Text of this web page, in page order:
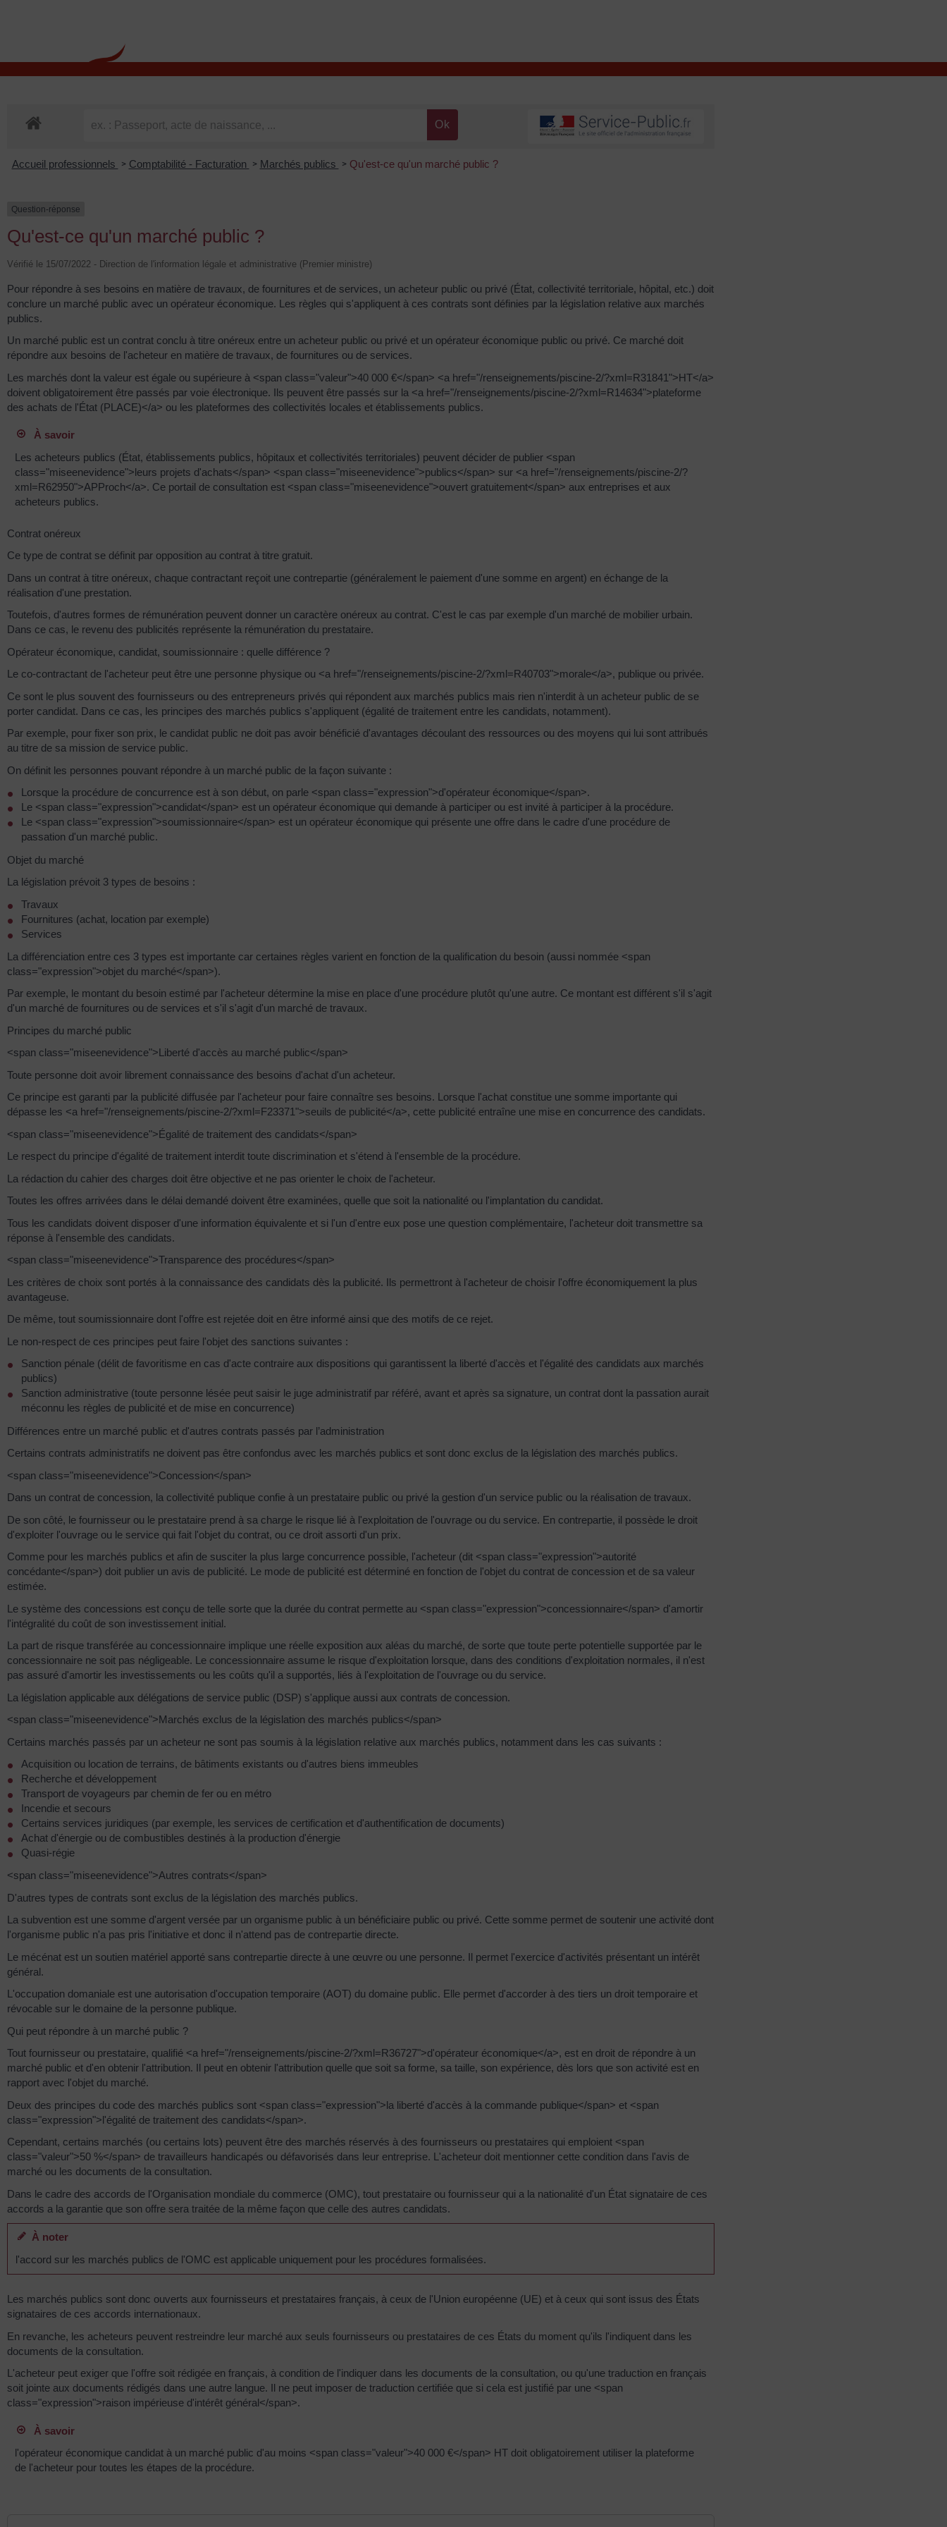
Accueil professionnels > Comptabilité - Facturation > Marchés publics > Qu'est-ce qu'un marché public ?
Question-réponse
Qu'est-ce qu'un marché public ?
Vérifié le 15/07/2022 - Direction de l'information légale et administrative (Premier ministre)
Pour répondre à ses besoins en matière de travaux, de fournitures et de services, un acheteur public ou privé (État, collectivité territoriale, hôpital, etc.) doit
conclure un marché public avec un opérateur économique. Les règles qui s'appliquent à ces contrats sont définies par la législation relative aux marchés
publics.
Un marché public est un contrat conclu à titre onéreux entre un acheteur public ou privé et un opérateur économique public ou privé. Ce marché doit
répondre aux besoins de l'acheteur en matière de travaux, de fournitures ou de services.
Les marchés dont la valeur est égale ou supérieure à <span class="valeur">40 000 €</span> <a href="/renseignements/piscine-2/?xml=R31841">HT</a>
doivent obligatoirement être passés par voie électronique. Ils peuvent être passés sur la <a href="/renseignements/piscine-2/?xml=R14634">plateforme
des achats de l'État (PLACE)</a> ou les plateformes des collectivités locales et établissements publics.
À savoir
Les acheteurs publics (État, établissements publics, hôpitaux et collectivités territoriales) peuvent décider de publier <span
class="miseenevidence">leurs projets d'achats</span> <span class="miseenevidence">publics</span> sur <a href="/renseignements/piscine-2/?
xml=R62950">APProch</a>. Ce portail de consultation est <span class="miseenevidence">ouvert gratuitement</span> aux entreprises et aux
acheteurs publics.
Contrat onéreux
Ce type de contrat se définit par opposition au contrat à titre gratuit.
Dans un contrat à titre onéreux, chaque contractant reçoit une contrepartie (généralement le paiement d'une somme en argent) en échange de la
réalisation d'une prestation.
Toutefois, d'autres formes de rémunération peuvent donner un caractère onéreux au contrat. C'est le cas par exemple d'un marché de mobilier urbain.
Dans ce cas, le revenu des publicités représente la rémunération du prestataire.
Opérateur économique, candidat, soumissionnaire : quelle différence ?
Le co-contractant de l'acheteur peut être une personne physique ou <a href="/renseignements/piscine-2/?xml=R40703">morale</a>, publique ou privée.
Ce sont le plus souvent des fournisseurs ou des entrepreneurs privés qui répondent aux marchés publics mais rien n'interdit à un acheteur public de se
porter candidat. Dans ce cas, les principes des marchés publics s'appliquent (égalité de traitement entre les candidats, notamment).
Par exemple, pour fixer son prix, le candidat public ne doit pas avoir bénéficié d'avantages découlant des ressources ou des moyens qui lui sont attribués
au titre de sa mission de service public.
On définit les personnes pouvant répondre à un marché public de la façon suivante :
Lorsque la procédure de concurrence est à son début, on parle <span class="expression">d'opérateur économique</span>.
Le <span class="expression">candidat</span> est un opérateur économique qui demande à participer ou est invité à participer à la procédure.
Le <span class="expression">soumissionnaire</span> est un opérateur économique qui présente une offre dans le cadre d'une procédure de
passation d'un marché public.
Objet du marché
La législation prévoit 3 types de besoins :
Travaux
Fournitures (achat, location par exemple)
Services
La différenciation entre ces 3 types est importante car certaines règles varient en fonction de la qualification du besoin (aussi nommée <span
class="expression">objet du marché</span>).
Par exemple, le montant du besoin estimé par l'acheteur détermine la mise en place d'une procédure plutôt qu'une autre. Ce montant est différent s'il s'agit
d'un marché de fournitures ou de services et s'il s'agit d'un marché de travaux.
Principes du marché public
<span class="miseenevidence">Liberté d'accès au marché public</span>
Toute personne doit avoir librement connaissance des besoins d'achat d'un acheteur.
Ce principe est garanti par la publicité diffusée par l'acheteur pour faire connaître ses besoins. Lorsque l'achat constitue une somme importante qui
dépasse les <a href="/renseignements/piscine-2/?xml=F23371">seuils de publicité</a>, cette publicité entraîne une mise en concurrence des candidats.
<span class="miseenevidence">Égalité de traitement des candidats</span>
Le respect du principe d'égalité de traitement interdit toute discrimination et s'étend à l'ensemble de la procédure.
La rédaction du cahier des charges doit être objective et ne pas orienter le choix de l'acheteur.
Toutes les offres arrivées dans le délai demandé doivent être examinées, quelle que soit la nationalité ou l'implantation du candidat.
Tous les candidats doivent disposer d'une information équivalente et si l'un d'entre eux pose une question complémentaire, l'acheteur doit transmettre sa
réponse à l'ensemble des candidats.
<span class="miseenevidence">Transparence des procédures</span>
Les critères de choix sont portés à la connaissance des candidats dès la publicité. Ils permettront à l'acheteur de choisir l'offre économiquement la plus
avantageuse.
De même, tout soumissionnaire dont l'offre est rejetée doit en être informé ainsi que des motifs de ce rejet.
Le non-respect de ces principes peut faire l'objet des sanctions suivantes :
Sanction pénale (délit de favoritisme en cas d'acte contraire aux dispositions qui garantissent la liberté d'accès et l'égalité des candidats aux marchés
publics)
Sanction administrative (toute personne lésée peut saisir le juge administratif par référé, avant et après sa signature, un contrat dont la passation aurait
méconnu les règles de publicité et de mise en concurrence)
Différences entre un marché public et d'autres contrats passés par l’administration
Certains contrats administratifs ne doivent pas être confondus avec les marchés publics et sont donc exclus de la législation des marchés publics.
<span class="miseenevidence">Concession</span>
Dans un contrat de concession, la collectivité publique confie à un prestataire public ou privé la gestion d'un service public ou la réalisation de travaux.
De son côté, le fournisseur ou le prestataire prend à sa charge le risque lié à l'exploitation de l'ouvrage ou du service. En contrepartie, il possède le droit
d'exploiter l'ouvrage ou le service qui fait l'objet du contrat, ou ce droit assorti d'un prix.
Comme pour les marchés publics et afin de susciter la plus large concurrence possible, l'acheteur (dit <span class="expression">autorité
concédante</span>) doit publier un avis de publicité. Le mode de publicité est déterminé en fonction de l'objet du contrat de concession et de sa valeur
estimée.
Le système des concessions est conçu de telle sorte que la durée du contrat permette au <span class="expression">concessionnaire</span> d'amortir
l'intégralité du coût de son investissement initial.
La part de risque transférée au concessionnaire implique une réelle exposition aux aléas du marché, de sorte que toute perte potentielle supportée par le
concessionnaire ne soit pas négligeable. Le concessionnaire assume le risque d'exploitation lorsque, dans des conditions d'exploitation normales, il n'est
pas assuré d'amortir les investissements ou les coûts qu'il a supportés, liés à l'exploitation de l'ouvrage ou du service.
La législation applicable aux délégations de service public (DSP) s'applique aussi aux contrats de concession.
<span class="miseenevidence">Marchés exclus de la législation des marchés publics</span>
Certains marchés passés par un acheteur ne sont pas soumis à la législation relative aux marchés publics, notamment dans les cas suivants :
Acquisition ou location de terrains, de bâtiments existants ou d'autres biens immeubles
Recherche et développement
Transport de voyageurs par chemin de fer ou en métro
Incendie et secours
Certains services juridiques (par exemple, les services de certification et d'authentification de documents)
Achat d'énergie ou de combustibles destinés à la production d'énergie
Quasi-régie
<span class="miseenevidence">Autres contrats</span>
D'autres types de contrats sont exclus de la législation des marchés publics.
La subvention est une somme d'argent versée par un organisme public à un bénéficiaire public ou privé. Cette somme permet de soutenir une activité dont
l'organisme public n'a pas pris l'initiative et donc il n'attend pas de contrepartie directe.
Le mécénat est un soutien matériel apporté sans contrepartie directe à une œuvre ou une personne. Il permet l'exercice d'activités présentant un intérêt
général.
L'occupation domaniale est une autorisation d'occupation temporaire (AOT) du domaine public. Elle permet d'accorder à des tiers un droit temporaire et
révocable sur le domaine de la personne publique.
Qui peut répondre à un marché public ?
Tout fournisseur ou prestataire, qualifié <a href="/renseignements/piscine-2/?xml=R36727">d'opérateur économique</a>, est en droit de répondre à un
marché public et d'en obtenir l'attribution. Il peut en obtenir l'attribution quelle que soit sa forme, sa taille, son expérience, dès lors que son activité est en
rapport avec l'objet du marché.
Deux des principes du code des marchés publics sont <span class="expression">la liberté d'accès à la commande publique</span> et <span
class="expression">l'égalité de traitement des candidats</span>.
Cependant, certains marchés (ou certains lots) peuvent être des marchés réservés à des fournisseurs ou prestataires qui emploient <span
class="valeur">50 %</span> de travailleurs handicapés ou défavorisés dans leur entreprise. L'acheteur doit mentionner cette condition dans l'avis de
marché ou les documents de la consultation.
Dans le cadre des accords de l'Organisation mondiale du commerce (OMC), tout prestataire ou fournisseur qui a la nationalité d'un État signataire de ces
accords a la garantie que son offre sera traitée de la même façon que celle des autres candidats.
À noter
l'accord sur les marchés publics de l'OMC est applicable uniquement pour les procédures formalisées.
Les marchés publics sont donc ouverts aux fournisseurs et prestataires français, à ceux de l'Union européenne (UE) et à ceux qui sont issus des États
signataires de ces accords internationaux.
En revanche, les acheteurs peuvent restreindre leur marché aux seuls fournisseurs ou prestataires de ces États du moment qu'ils l'indiquent dans les
documents de la consultation.
L'acheteur peut exiger que l'offre soit rédigée en français, à condition de l'indiquer dans les documents de la consultation, ou qu'une traduction en français
soit jointe aux documents rédigés dans une autre langue. Il ne peut imposer de traduction certifiée que si cela est justifié par une <span
class="expression">raison impérieuse d'intérêt général</span>.
À savoir
l'opérateur économique candidat à un marché public d'au moins <span class="valeur">40 000 €</span> HT doit obligatoirement utiliser la plateforme
de l'acheteur pour toutes les étapes de la procédure.